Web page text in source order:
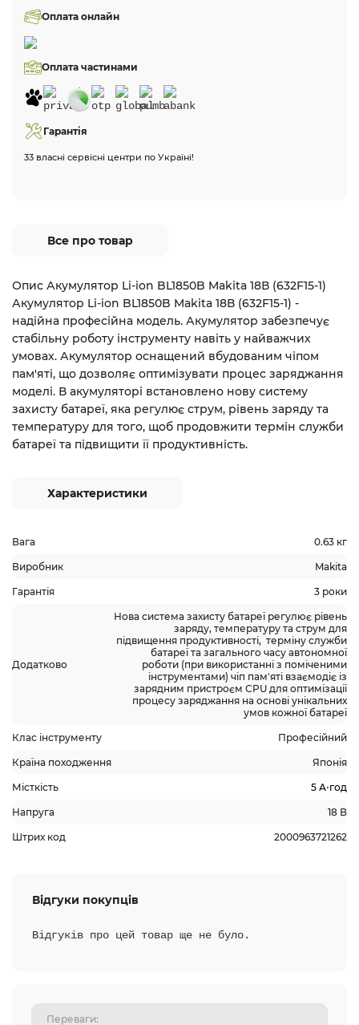
Оплата онлайн
Оплата частинами
Гарантія
33 власні сервісні центри по Україні!
Все про товар
Опис Акумулятор Li-ion BL1850B Makita 18В (632F15-1)
Акумулятор Li-ion BL1850B Makita 18В (632F15-1) -
надійна професійна модель. Акумулятор забезпечує
стабільну роботу інструменту навіть у найважчих
умовах. Акумулятор оснащений вбудованим чіпом
пам'яті, що дозволяє оптимізувати процес заряджання
моделі. В акумуляторі встановлено нову систему
захисту батареї, яка регулює струм, рівень заряду та
температуру для того, щоб продовжити термін служби
батареї та підвищити її продуктивність.
Характеристики
Вага 0.63 кг
Виробник Makita
Гарантія 3 роки
Додатково
Нова система захисту батареї регулює рівень
заряду, температуру та струм для
підвищення продуктивності, терміну служби
батареї та загального часу автономної
роботи (при використанні з поміченими
інструментами) чіп пам'яті взаємодіє із
зарядним пристроєм CPU для оптимізації
процесу заряджання на основі унікальних
умов кожної батареї
Клас інструменту Професійний
Країна походження Японія
Місткість 5 А⋅год
Напруга 18 В
Штрих код 2000963721262
Відгуки покупців
Відгуків про цей товар ще не було.